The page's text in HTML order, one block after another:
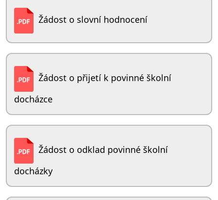
Žádost o slovní hodnocení
Žádost o přijetí k povinné školní
docházce
Žádost o odklad povinné školní
docházky